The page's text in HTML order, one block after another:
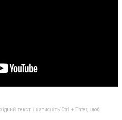
текст і натисніть Ctrl + Enter, щоб